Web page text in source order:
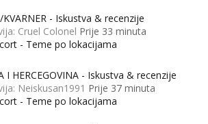
KVARNER - Iskustva & recenzije
Cruel Colonel Prije 33 minuta
- Teme po lokacijama
I HERCEGOVINA - Iskustva & recenzije
Neiskusan1991 Prije 37 minuta
- Teme po lokacijama